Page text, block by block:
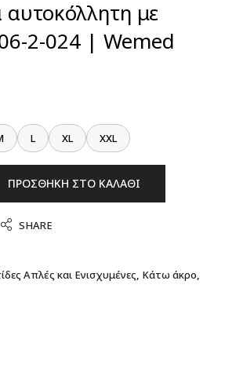
αυτοκόλλητη με
2-024 | Wemed
L XL XXL
ΠΡΟΣΘΉΚΗ ΣΤΟ ΚΑΛΆΘΙ
SHARE
Απλές και Ενισχυμένες Κάτω άκρο